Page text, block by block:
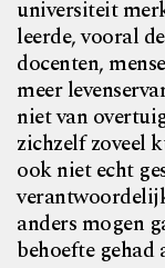
universiteit
leerde, vooral
docenten,
meer
niet van
zichzelf zoveel
ook niet echt
anders mogen
behoefte gehad